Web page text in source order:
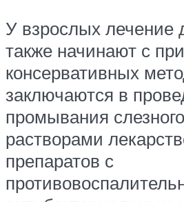
У взрослых лечение
также начинают с
консервативных
заключаются в
промывания
растворами
препаратов с